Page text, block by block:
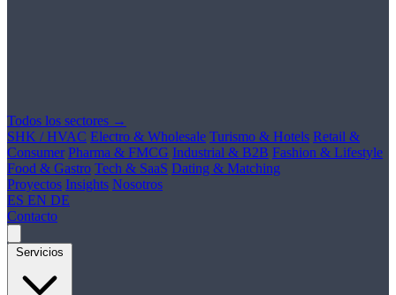
Todos los sectores →
SHK / HVAC Electro & Wholesale Turismo & Hotels Retail &
Consumer Pharma & FMCG Industrial & B2B Fashion & Lifestyle
Food & Gastro Tech & SaaS Dating & Matching
Proyectos Insights Nosotros
ES EN DE
Contacto
Servicios